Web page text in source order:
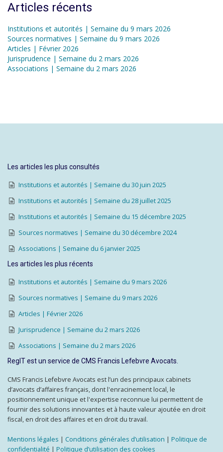
Articles récents
Institutions et autorités | Semaine du 9 mars 2026
Sources normatives | Semaine du 9 mars 2026
Articles | Février 2026
Jurisprudence | Semaine du 2 mars 2026
Associations | Semaine du 2 mars 2026
Les articles les plus consultés
Institutions et autorités | Semaine du 30 juin 2025
Institutions et autorités | Semaine du 28 juillet 2025
Institutions et autorités | Semaine du 15 décembre 2025
Sources normatives | Semaine du 30 décembre 2024
Associations | Semaine du 6 janvier 2025
Les articles les plus récents
Institutions et autorités | Semaine du 9 mars 2026
Sources normatives | Semaine du 9 mars 2026
Articles | Février 2026
Jurisprudence | Semaine du 2 mars 2026
Associations | Semaine du 2 mars 2026
RegIT est un service de CMS Francis Lefebvre Avocats.
CMS Francis Lefebvre Avocats est l’un des principaux cabinets
d’avocats d’affaires français, dont l'enracinement local, le
positionnement unique et l'expertise reconnue lui permettent de
fournir des solutions innovantes et à haute valeur ajoutée en droit
fiscal, en droit des affaires et en droit du travail.
Mentions légales | Conditions générales d’utilisation | Politique de
confidentialité | Politique d’utilisation des cookies